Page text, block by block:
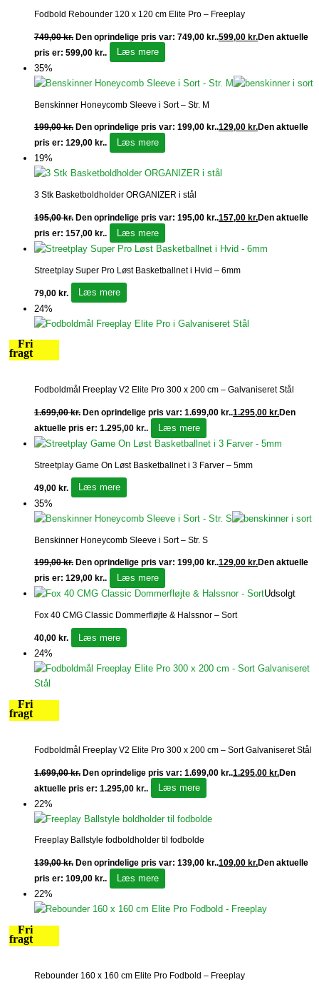
Fodbold Rebounder 120 x 120 cm Elite Pro – Freeplay
749,00kr. Den oprindelige pris var: 749,00 kr..599,00 kr.Den aktuelle
pris er: 599,00 kr..
Læs mere
35%
Benskinner Honeycomb Sleeve i Sort – Str. M
199,00kr. Den oprindelige pris var: 199,00 kr..129,00 kr.Den aktuelle
pris er: 129,00 kr..
Læs mere
19%
3 Stk Basketboldholder ORGANIZER i stål
195,00kr. Den oprindelige pris var: 195,00 kr..157,00 kr.Den aktuelle
pris er: 157,00 kr..
Læs mere
Streetplay Super Pro Løst Basketballnet i Hvid – 6mm
79,00 kr.
Læs mere
24%
Fri
fragt
Fodboldmål Freeplay V2 Elite Pro 300 x 200 cm – Galvaniseret Stål
1.699,00kr. Den oprindelige pris var: 1.699,00 kr..1.295,00 kr.Den
aktuelle pris er: 1.295,00 kr..
Læs mere
Streetplay Game On Løst Basketballnet i 3 Farver – 5mm
49,00 kr.
Læs mere
35%
Benskinner Honeycomb Sleeve i Sort – Str. S
199,00kr. Den oprindelige pris var: 199,00 kr..129,00 kr.Den aktuelle
pris er: 129,00 kr..
Læs mere
Udsolgt
Fox 40 CMG Classic Dommerfløjte & Halssnor – Sort
40,00 kr.
Læs mere
24%
Fri
fragt
Fodboldmål Freeplay V2 Elite Pro 300 x 200 cm – Sort Galvaniseret Stål
1.699,00kr. Den oprindelige pris var: 1.699,00 kr..1.295,00 kr.Den
aktuelle pris er: 1.295,00 kr..
Læs mere
22%
Freeplay Ballstyle fodboldholder til fodbolde
139,00kr. Den oprindelige pris var: 139,00 kr..109,00 kr.Den aktuelle
pris er: 109,00 kr..
Læs mere
22%
Fri
fragt
Rebounder 160 x 160 cm Elite Pro Fodbold – Freeplay